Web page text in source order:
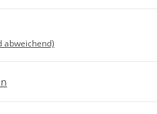
abweichend)